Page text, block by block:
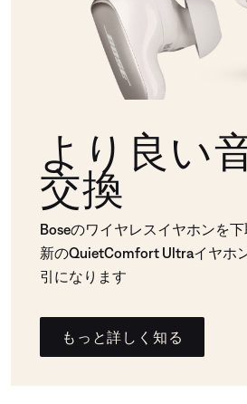
より良い
交換
Boseのワイヤレスイヤホンを
新のQuietComfort Ultraイヤホ
引になります
もっと詳しく知る